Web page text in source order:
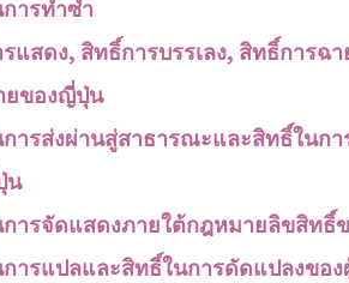
ารทำซ้ำ
แสดง, สิทธิ์การบรรเลง, สิทธิ์การ
ยของญี่ปุ่น
ารส่งผ่านสู่สาธารณะและสิทธิ์ในก
น
ารจัดแสดงภายใต้กฎหมายลิขสิทธิ์
ารแปลและสิทธิ์ในการดัดแปลงข